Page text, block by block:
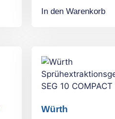
In den Warenkorb
Würth